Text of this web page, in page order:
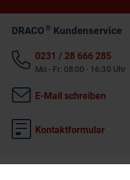
DRACO®Kundenservice
0231 / 28 666 285
Mo - Fr: 08:00 - 16:30 Uhr
E-Mail schreiben
Kontaktformular